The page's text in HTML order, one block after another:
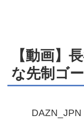
【動画】
な先制ゴー
DAZN_JPN